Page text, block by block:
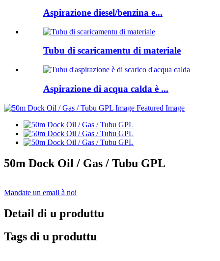
Aspirazione diesel/benzina e...
Tubu di scaricamentu di materiale
Aspirazione di acqua calda è ...
50m Dock Oil / Gas / Tubu GPL
Mandate un email à noi
Detail di u produttu
Tags di u produttu